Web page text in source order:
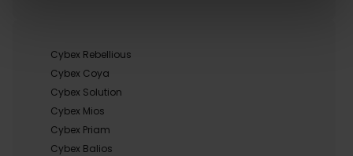
Cybex Rebellious
Cybex Coya
Cybex Solution
Cybex Mios
Cybex Priam
Cybex Balios